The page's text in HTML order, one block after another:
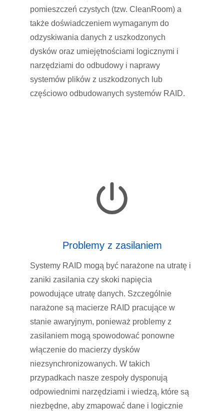
pomieszczeń czystych (tzw. CleanRoom) a
także doświadczeniem wymaganym do
odzyskiwania danych z uszkodzonych
dysków oraz umiejętnościami logicznymi i
narzędziami do odbudowy i naprawy
systemów plików z uszkodzonych lub
częściowo odbudowanych systemów RAID.
Problemy z zasilaniem
Systemy RAID mogą być narażone na utratę i
zaniki zasilania czy skoki napięcia
powodujące utratę danych. Szczególnie
narażone są macierze RAID pracujące w
stanie awaryjnym, ponieważ problemy z
zasilaniem mogą spowodować ponowne
włączenie do macierzy dysków
niezsynchronizowanych. W takich
przypadkach nasze zespoły dysponują
odpowiednimi narzędziami i wiedzą, które są
niezbędne, aby zmapować dane i logicznie